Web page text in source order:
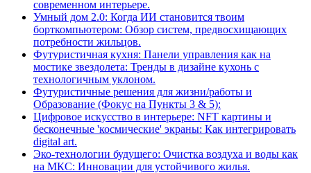
современном интерьере.
Умный дом 2.0: Когда ИИ становится твоим
борткомпьютером: Обзор систем, предвосхищающих
потребности жильцов.
Футуристичная кухня: Панели управления как на
мостике звездолета: Тренды в дизайне кухонь с
технологичным уклоном.
Футуристичные решения для жизни/работы и
Образование (Фокус на Пункты 3 & 5):
Цифровое искусство в интерьере: NFT картины и
бесконечные 'космические' экраны: Как интегрировать
digital art.
Эко-технологии будущего: Очистка воздуха и воды как
на МКС: Инновации для устойчивого жилья.